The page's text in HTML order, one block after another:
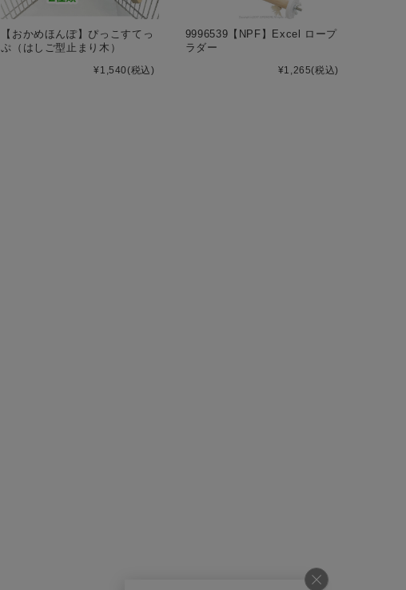
【おかめほんぽ】ぴっこすてっ
ぷ（はしご型止まり木）
¥1,540(税込)
9996539【NPF】Excel ロープ
ラダー
¥1,265(税込)